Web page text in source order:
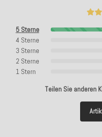
5 Sterne
4 Sterne
3 Sterne
2 Sterne
1 Stern
Teilen Sie anderen